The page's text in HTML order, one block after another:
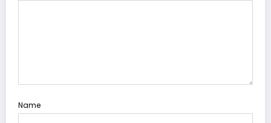
Name